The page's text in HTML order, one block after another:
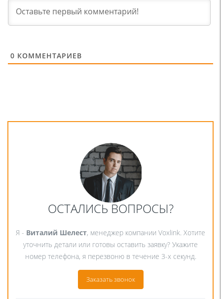
0 КОММЕНТАРИЕВ
ОСТАЛИСЬ ВОПРОСЫ?
Я - Виталий Шелест, менеджер компании Voxlink. Хотите
уточнить детали или готовы оставить заявку? Укажите
номер телефона, я перезвоню в течение 3-х секунд.
Заказать звонок